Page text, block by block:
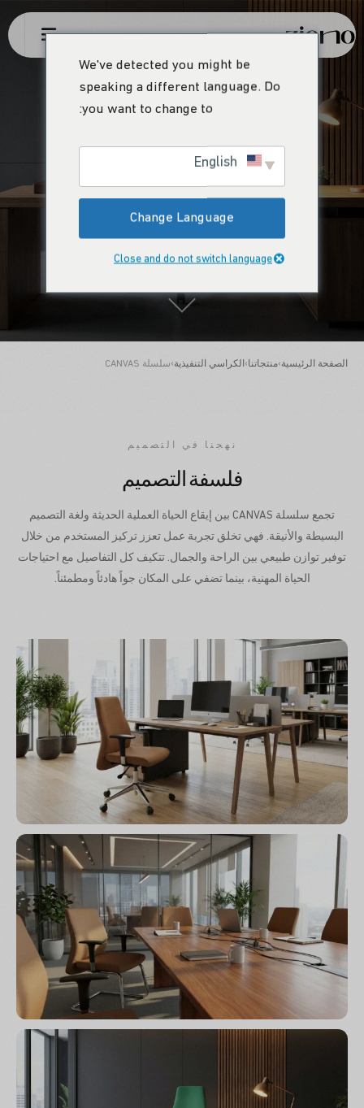
سلسلة CANVAS
توقيع صامت للراحة
الصفحة الرئيسية›منتجاتنا› الكراسي التنفيذية›سلسلة CANVAS
نهجنا في التصميم
فلسفة التصميم
تجمع سلسلة CANVAS بين إيقاع الحياة العملية الحديثة ولغة التصميم
البسيطة والأنيقة. فهي تخلق تجربة عمل تعزز تركيز المستخدم من خلال
توفير توازن طبيعي بين الراحة والجمال. تتكيف كل التفاصيل مع احتياجات
الحياة المهنية، بينما تضفي على المكان جواً هادئاً ومطمئناً.
We've detected you might be
speaking a different language. Do
you want to change to:
Change Language
Close and do not switch language